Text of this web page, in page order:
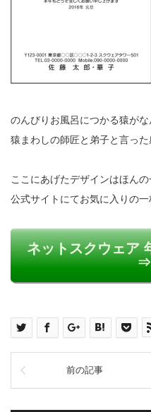
のんびりお風呂につかる猿がな
猿まわしの師匠と弟子と言った
ここにあげたデザインはほんの
公式サイトにてお気に入りの一
ネットスクウェア
前の記事